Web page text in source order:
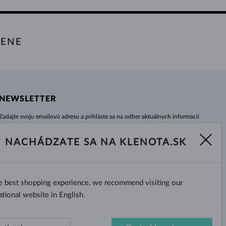
svoju emailovú adresu a prihláste sa na odber aktuálnych informácií
novinka, akcia či zľava Vám už neunikne!
chcem dostávať zaujímavé novinky na e-mail.
NACHÁDZATE SA NA KLENOTA.SK
best shopping experience, we recommend visiting our
website in English.